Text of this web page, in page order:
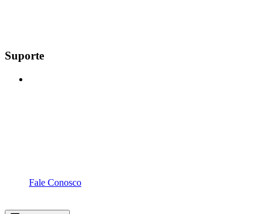
Suporte
Fale Conosco